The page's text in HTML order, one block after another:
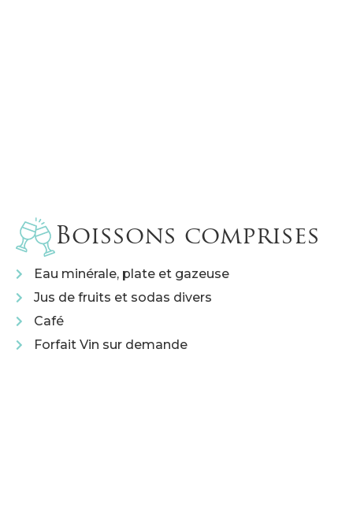
Boissons comprises
Eau minérale, plate et gazeuse
Jus de fruits et sodas divers
Café
Forfait Vin sur demande